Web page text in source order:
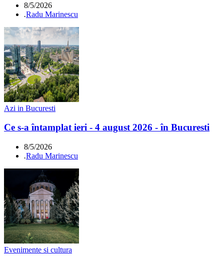
8/5/2026
.Radu Marinescu
Azi in Bucuresti
Ce s-a întamplat ieri - 4 august 2026 - în Bucuresti
8/5/2026
.Radu Marinescu
Evenimente si cultura